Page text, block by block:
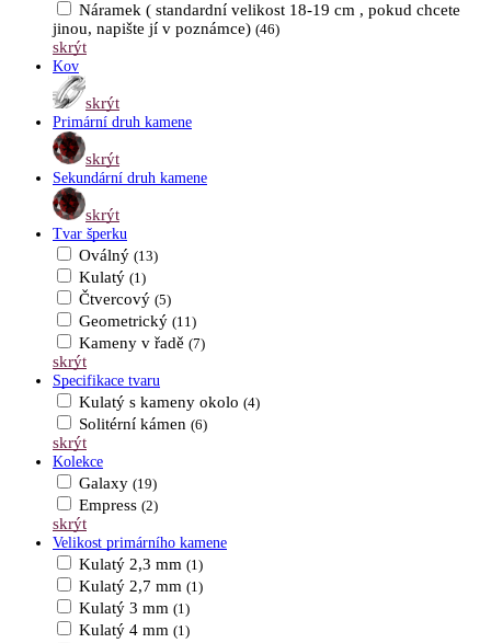
Náramek ( standardní velikost 18-19 cm , pokud chcete
jinou, napište jí v poznámce) (46)
skrýt
Kov
skrýt
Primární druh kamene
skrýt
Sekundární druh kamene
skrýt
Tvar šperku
Oválný (13)
Kulatý (1)
Čtvercový (5)
Geometrický (11)
Kameny v řadě (7)
skrýt
Specifikace tvaru
Kulatý s kameny okolo (4)
Solitérní kámen (6)
skrýt
Kolekce
Galaxy (19)
Empress (2)
skrýt
Velikost primárního kamene
Kulatý 2,3 mm (1)
Kulatý 2,7 mm (1)
Kulatý 3 mm (1)
Kulatý 4 mm (1)